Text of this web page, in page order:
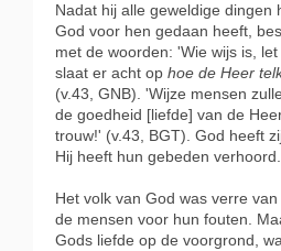
Nadat hij alle geweldige dingen
God voor hen gedaan heeft,
met de woorden: 'Wie wijs is,
slaat er acht op hoe de Heer
(v.43, GNB). 'Wijze mensen
de goedheid [liefde] van de
trouw!' (v.43, BGT). God heeft
Hij heeft hun gebeden verhoord.
Het volk van God was verre
de mensen voor hun fouten.
Gods liefde op de voorgrond,